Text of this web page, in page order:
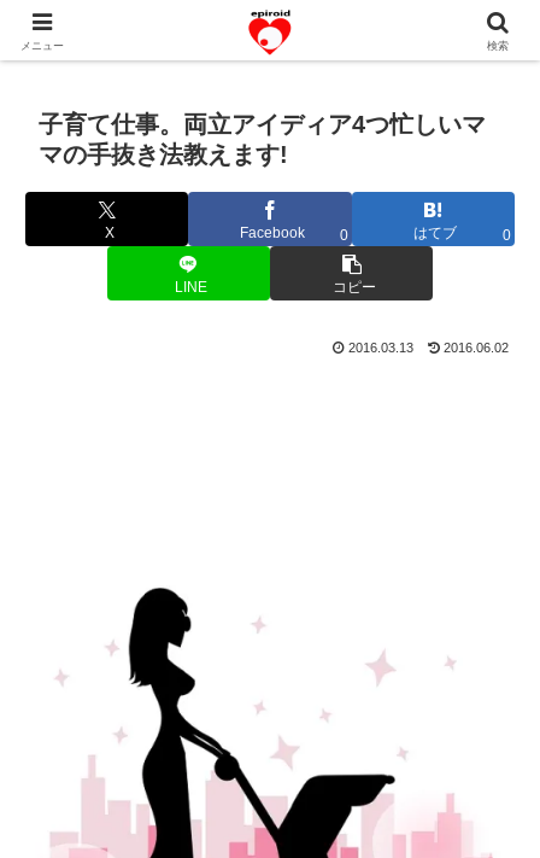
恋愛共感エピソード。あなたのストーリーを変えていく！。
子育て仕事。両立アイディア4つ忙しいマ
マの手抜き法教えます!
X Facebook 0 はてブ 0
LINE コピー
2016.03.13 2016.06.02
メニュー 検索